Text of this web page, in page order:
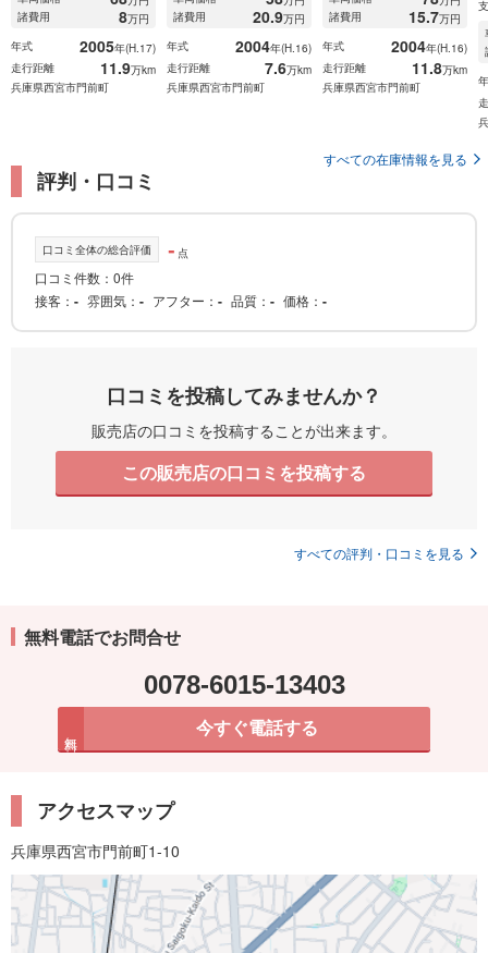
諸費用
8万円
年式
2005年(H.17)
走行距離
11.9万km
兵庫県西宮市門前町
諸費用
20.9万円
年式
2004年(H.16)
走行距離
7.6万km
兵庫県西宮市門前町
諸費用
15.7万円
年式
2004年(H.16)
走行距離
11.8万km
兵庫県西宮市門前町
すべての在庫情報を見る
評判・口コミ
口コミ全体の総合評価 - 点
口コミ件数：0件
接客
- 雰囲気 - アフター - 品質 - 価格 -
口コミを投稿してみませんか？
販売店の口コミを投稿することが出来ます。
この販売店の口コミを投稿する
すべての評判・口コミを見る
無料電話でお問合せ
0078-6015-13403
今すぐ電話する
アクセスマップ
兵庫県西宮市門前町1-10